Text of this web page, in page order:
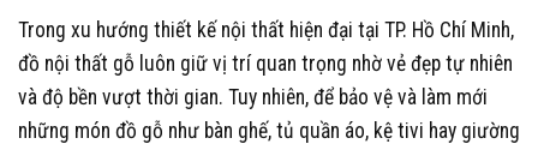
Trong xu hướng thiết kế nội thất hiện đại tại TP. Hồ Chí Minh,
đồ nội thất gỗ luôn giữ vị trí quan trọng nhờ vẻ đẹp tự nhiên
và độ bền vượt thời gian. Tuy nhiên, để bảo vệ và làm mới
những món đồ gỗ như bàn ghế, tủ quần áo, kệ tivi hay giường